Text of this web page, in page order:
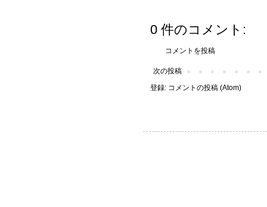
0 件のコメント:
コメントを投稿
次の投稿
登録: コメントの投稿 (Atom)